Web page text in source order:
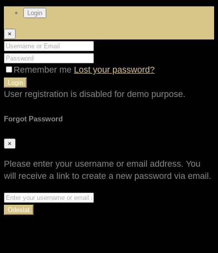
Login
×
Remember me Lost your password?
Login
User registration is disabled for demo purpose.
Forgot Password
×
Please enter your username or email address. You
will receive a link to create a new password via email.
Odeslat